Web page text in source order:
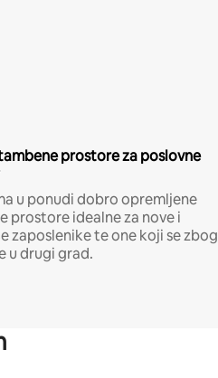
prostore za poslovne
u ponudi dobro opremljene
prostore idealne za nove i
zaposlenike te one koji se zbog
u drugi grad.